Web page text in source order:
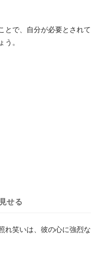
とで、自分が必要とされて
う。
せる
れ笑いは、彼の心に強烈な